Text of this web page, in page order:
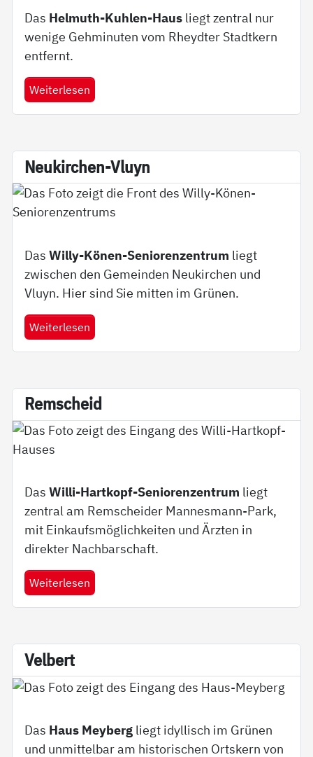
Das Helmuth-Kuhlen-Haus liegt zentral nur
wenige Gehminuten vom Rheydter Stadtkern
entfernt.
Weiterlesen
Neu­kir­chen-Vluyn
DasWilly-Könen-Seniorenzentrum liegt
zwischen den Gemeinden Neukirchen und
Vluyn. Hier sind Sie mitten im Grünen.
Weiterlesen
Rem­scheid
DasWilli-Hartkopf-Seniorenzentrum liegt
zentral am Remscheider Mannesmann-Park,
mit Einkaufsmöglichkeiten und Ärzten in
direkter Nachbarschaft.
Weiterlesen
Vel­bert
Das Haus Meyberg liegt idyllisch im Grünen
und unmittelbar am historischen Ortskern von